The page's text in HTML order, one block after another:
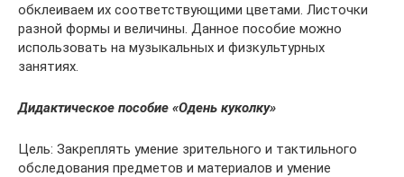
обклеиваем их соответствующими цветами. Листочки
разной формы и величины. Данное пособие можно
использовать на музыкальных и физкультурных
занятиях.
Дидактическое пособие «Одень куколку»
Цель: Закреплять умение зрительного и тактильного
обследования предметов и материалов и умение